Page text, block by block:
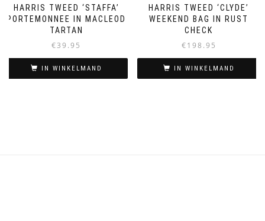
HARRIS TWEED ‘STAFFA’
PORTEMONNEE IN MACLEOD
TARTAN
€39.95
IN WINKELMAND
HARRIS TWEED ‘CLYDE’
WEEKEND BAG IN RUST
CHECK
€198.95
IN WINKELMAND